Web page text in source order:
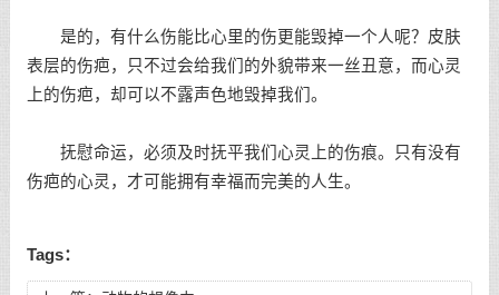
是的，有什么伤能比心里的伤更能毁掉一个人呢？皮肤
表层的伤疤，只不过会给我们的外貌带来一丝丑意，而心灵
上的伤疤，却可以不露声色地毁掉我们。
抚慰命运，必须及时抚平我们心灵上的伤痕。只有没有
伤疤的心灵，才可能拥有幸福而完美的人生。
Tags：